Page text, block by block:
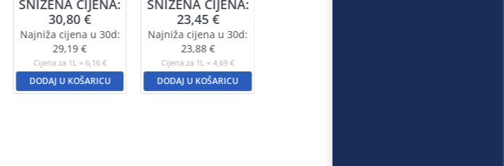
SNIŽENA CIJENA:
30,80€
Najniža cijena u 30d:
29,19€
Cijena za 1L = 6,16 €
DODAJ U KOŠARICU
SNIŽENA CIJENA:
23,45€
Najniža cijena u 30d:
23,88 €
Cijena za 1L = 4,69 €
DODAJ U KOŠARICU